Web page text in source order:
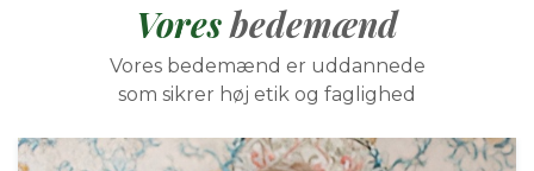
Voresbedemænd
Vores bedemænd er uddannede
som sikrer høj etik og faglighed